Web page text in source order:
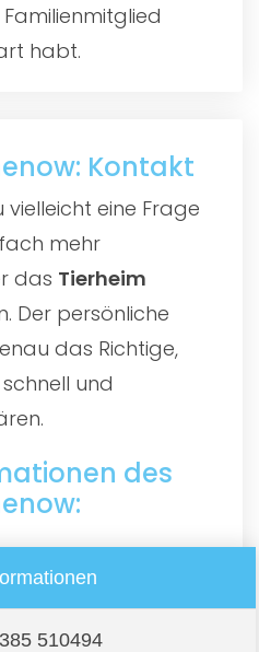
habt.
Kontakt
eine Frage
mehr
das Tierheim
Der persönliche
das Richtige,
und
des
510494